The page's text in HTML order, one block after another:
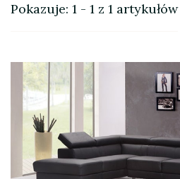
Pokazuje: 1 - 1 z 1 artykułów